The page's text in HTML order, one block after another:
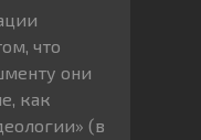
что
они
как
(в